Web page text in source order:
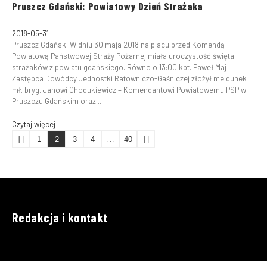
Pruszcz Gdański: Powiatowy Dzień Strażaka
2018-05-31
Pruszcz Gdański W dniu 30 maja 2018 na placu przed Komendą
Powiatową Państwowej Straży Pożarnej miała uroczystość święta
strażaków z powiatu gdańskiego. Równo o 13:00 kpt. Paweł Maj –
Zastępca Dowódcy Jednostki Ratowniczo-Gaśniczej złożył meldunek
mł. bryg. Janowi Chodukiewicz – Komendantowi Powiatowemu PSP w
Pruszczu Gdańskim oraz...
Czytaj więcej
1 2 3 4 40
Redakcja i kontakt